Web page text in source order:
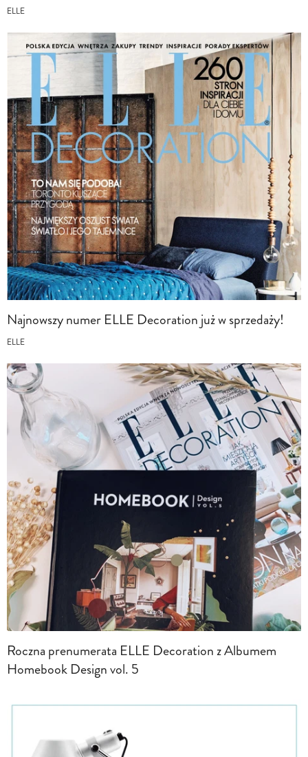
ELLE
Najnowszy numer ELLE Decoration już w sprzedaży!
ELLE
Roczna prenumerata ELLE Decoration z Albumem
Homebook Design vol. 5